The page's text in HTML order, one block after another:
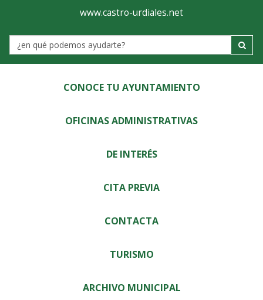
Ayuntamiento
de
Castro-
Urdiales
www.castro-urdiales.net
Label
CONOCE TU AYUNTAMIENTO
OFICINAS ADMINISTRATIVAS
DE INTERÉS
CITA PREVIA
CONTACTA
TURISMO
ARCHIVO MUNICIPAL